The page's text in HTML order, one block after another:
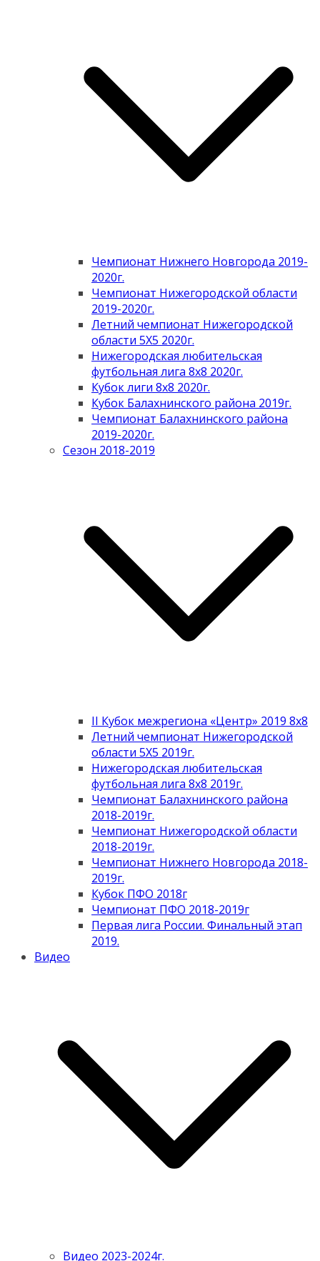
Чемпионат Нижнего Новгорода 2019-
2020г.
Чемпионат Нижегородской области
2019-2020г.
Летний чемпионат Нижегородской
области 5Х5 2020г.
Нижегородская любительская
футбольная лига 8х8 2020г.
Кубок лиги 8х8 2020г.
Кубок Балахнинского района 2019г.
Чемпионат Балахнинского района
2019-2020г.
Сезон 2018-2019
II Кубок межрегиона «Центр» 2019 8х8
Летний чемпионат Нижегородской
области 5Х5 2019г.
Нижегородская любительская
футбольная лига 8х8 2019г.
Чемпионат Балахнинского района
2018-2019г.
Чемпионат Нижегородской области
2018-2019г.
Чемпионат Нижнего Новгорода 2018-
2019г.
Кубок ПФО 2018г
Чемпионат ПФО 2018-2019г
Первая лига России. Финальный этап
2019.
Видео
Видео 2023-2024г.